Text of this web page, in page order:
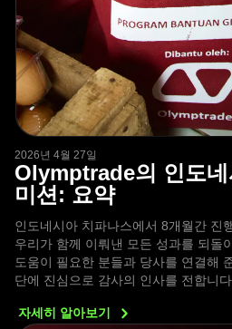
2026년 4월 27일
Olymptrade의 인도
미션: 요약
인도네시아 치파나스에서 8개월간 진
우리가 함께 이뤄낸 모든 성과를 되돌
도움이 필요한 분들과 당사를 연결해
단에 진심으로 감사의 인사를 전합니다.
자세히 알아보기